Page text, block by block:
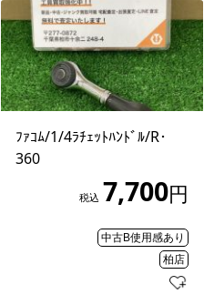
ﾌｧｺﾑ/1/4ﾗﾁｪｯﾄﾊﾝﾄﾞﾙ/R･
360
税込 7,700円
中古B使用感あり
柏店